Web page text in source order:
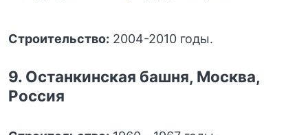
Строительство: 2004-2010 годы.
9. Останкинская башня, Москва,
Россия